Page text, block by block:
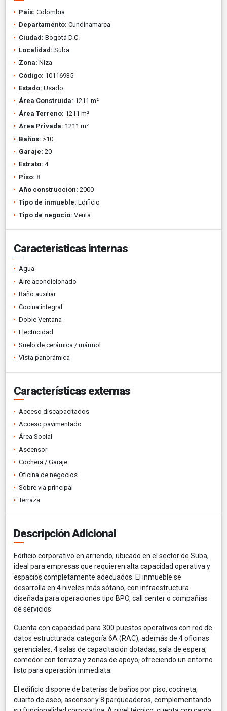
País: Colombia
Departamento: Cundinamarca
Ciudad: Bogotá D.C.
Localidad: Suba
Zona: Niza
Código: 10116935
Estado: Usado
Área Construida: 1211 m²
Área Terreno: 1211 m²
Área Privada: 1211 m²
Baños: >10
Garaje: 20
Estrato: 4
Piso: 8
Año construcción: 2000
Tipo de inmueble: Edificio
Tipo de negocio: Venta
Características internas
Agua
Aire acondicionado
Baño auxiliar
Cocina integral
Doble Ventana
Electricidad
Suelo de cerámica / mármol
Vista panorámica
Características externas
Acceso discapacitados
Acceso pavimentado
Área Social
Ascensor
Cochera / Garaje
Oficina de negocios
Sobre vía principal
Terraza
Descripción Adicional
Edificio corporativo en arriendo, ubicado en el sector de Suba,
ideal para empresas que requieren alta capacidad operativa y
espacios completamente adecuados. El inmueble se
desarrolla en 4 niveles más sótano, con infraestructura
diseñada para operaciones tipo BPO, call center o compañías
de servicios.
Cuenta con capacidad para 300 puestos operativos con red de
datos estructurada categoría 6A (RAC), además de 4 oficinas
gerenciales, 4 salas de capacitación dotadas, sala de espera,
comedor con terraza y zonas de apoyo, ofreciendo un entorno
listo para operación inmediata.
El edificio dispone de baterías de baños por piso, cocineta,
cuarto de aseo, ascensor y 8 parqueaderos, complementando